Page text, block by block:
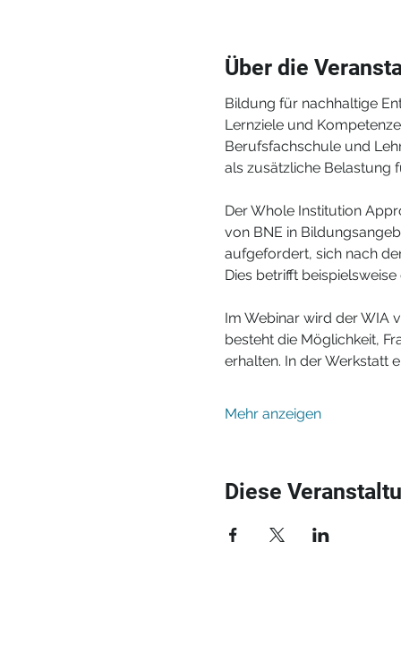
Über die
Bildung für nachhaltige
Lernziele und
Berufsfachschule und
als zusätzliche Belastung
Der Whole Institution
von BNE in
aufgefordert, sich nach
Dies betrifft
Im Webinar wird der WIA
besteht die Möglichkeit,
erhalten. In der Werkstatt
Mehr anzeigen
Diese